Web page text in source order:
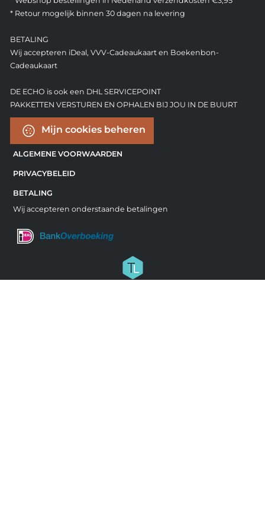
* Retour mogelijk binnen 30 dagen na levering
BETALING
Wij accepteren iDeal, VVV-Cadeaukaart en Boekenbon-
Cadeaukaart
DE ECHO is ook een DHL SERVICEPOINT
PAKKETTEN VERSTUREN EN OPHALEN BIJ JOU IN DE BUURT
Mijn cookies beheren
ALGEMENE VOORWAARDEN
PRIVACYBELEID
BETALING
Wij accepteren onderstaande betalingen